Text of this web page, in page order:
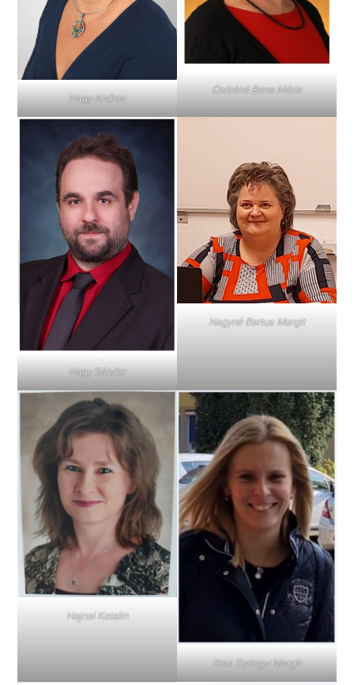
Nagy Andrea
Csóréné Bene Mária
Nagy Sándor
Nagyné Bartus Margit
Hajnal Katalin
Kiss Gyöngyi Margit